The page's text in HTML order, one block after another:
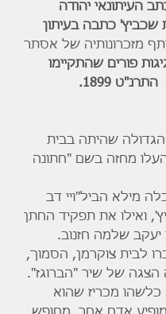
העיתונאי יהודה
שכביץ' כתבה בעיתון
מזכרונותיה של אסתר
פורים שהתקיימו
1899.
שהיתה בבית
העלו מחזה בשם "חתונה
מילא הביל"ויי דב
ואילו את תפקיד החתן
יעקב שלמה חזנוב.
לבית צוקרמן, הסמוך,
הצגה של שיר "הברוגז".
מכריז שהוא